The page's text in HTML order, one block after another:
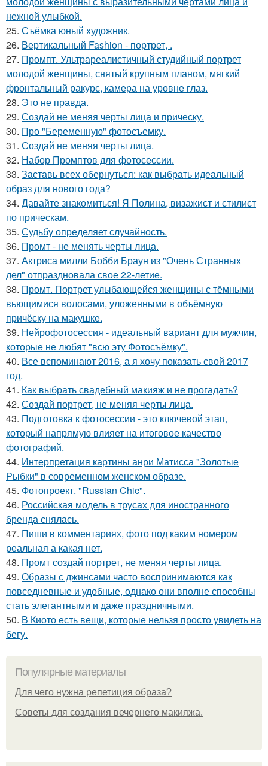
нежной улыбкой.
25. Съёмка юный художник.
26. Вертикальный Fashion - портрет, .
27. Промпт. Ультрареалистичный студийный портрет
молодой женщины, снятый крупным планом, мягкий
фронтальный ракурс, камера на уровне глаз.
28. Это не правда.
29. Создай не меняя черты лица и прическу.
30. Про "Беременную" фотосъемку.
31. Создай не меняя черты лица.
32. Набор Промптов для фотосессии.
33. Заставь всех обернуться: как выбрать идеальный
образ для нового года?
34. Давайте знакомиться! Я Полина, визажист и стилист
по прическам.
35. Судьбу определяет случайность.
36. Промт - не менять черты лица.
37. Актриса милли Бобби Браун из "Очень Странных
дел" отпраздновала свое 22-летие.
38. Промт. Портрет улыбающейся женщины с тёмными
вьющимися волосами, уложенными в объёмную
причёску на макушке.
39. Нейрофотосессия - идеальный вариант для мужчин,
которые не любят "всю эту Фотосъёмку".
40. Все вспоминают 2016, а я хочу показать свой 2017
год.
41. Как выбрать свадебный макияж и не прогадать?
42. Создай портрет, не меняя черты лица.
43. Подготовка к фотосессии - это ключевой этап,
который напрямую влияет на итоговое качество
фотографий.
44. Интерпретация картины анри Матисса "Золотые
Рыбки" в современном женском образе.
45. Фотопроект. "Russian Chic".
46. Российская модель в трусах для иностранного
бренда снялась.
47. Пиши в комментариях, фото под каким номером
реальная а какая нет.
48. Промт создай портрет, не меняя черты лица.
49. Образы с джинсами часто воспринимаются как
повседневные и удобные, однако они вполне способны
стать элегантными и даже праздничными.
50. В Киото есть вещи, которые нельзя просто увидеть на
бегу.
Популярные материалы
Для чего нужна репетиция образа?
Советы для создания вечернего макияжа.